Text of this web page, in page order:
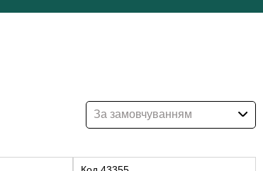
За замовчуванням